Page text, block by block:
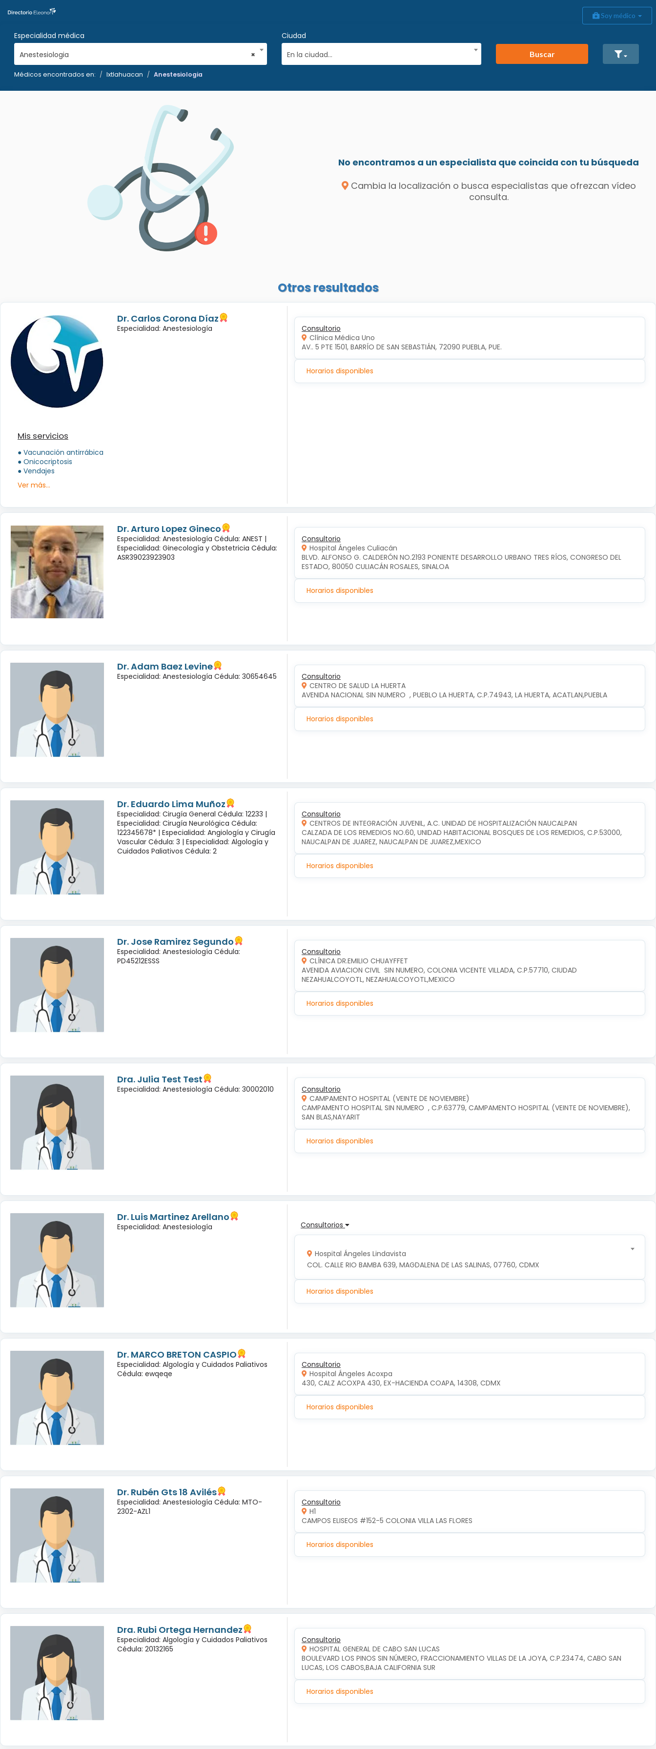
Soy médico
Especialidad médica
×
Anestesiologia
Ciudad
En la ciudad...
Buscar
Médicos encontrados en: Ixtlahuacan Anestesiologia
No encontramos a un especialista que coincida con tu búsqueda
Cambia la localización o busca especialistas que ofrezcan vídeo
consulta.
Otros resultados
Dr. Carlos Corona Díaz
Especialidad: Anestesiología
Mis servicios
● Vacunación antirrábica
● Onicocriptosis
● Vendajes
Ver más...
Consultorio
Clínica Médica Uno
AV.. 5 PTE 1501, BARRÍO DE SAN SEBASTIÁN, 72090 PUEBLA, PUE.
Horarios disponibles
Dr. Arturo Lopez Gineco
Especialidad: Anestesiología Cédula: ANEST |
Especialidad: Ginecología y Obstetricia Cédula:
ASR39023923903
Consultorio
Hospital Ángeles Culiacán
BLVD. ALFONSO G. CALDERÓN NO.2193 PONIENTE DESARROLLO URBANO TRES RÍOS, CONGRESO DEL
ESTADO, 80050 CULIACÁN ROSALES, SINALOA
Horarios disponibles
Dr. Adam Baez Levine
Especialidad: Anestesiología Cédula: 30654645
Consultorio
CENTRO DE SALUD LA HUERTA
AVENIDA NACIONAL SIN NUMERO  , PUEBLO LA HUERTA, C.P.74943, LA HUERTA, ACATLAN,PUEBLA
Horarios disponibles
Dr. Eduardo Lima Muñoz
Especialidad: Cirugía General Cédula: 12233 |
Especialidad: Cirugía Neurológica Cédula:
122345678* | Especialidad: Angiología y Cirugía
Vascular Cédula: 3 | Especialidad: Algología y
Cuidados Paliativos Cédula: 2
Consultorio
CENTROS DE INTEGRACIÓN JUVENIL, A.C. UNIDAD DE HOSPITALIZACIÓN NAUCALPAN
CALZADA DE LOS REMEDIOS NO.60, UNIDAD HABITACIONAL BOSQUES DE LOS REMEDIOS, C.P.53000,
NAUCALPAN DE JUAREZ, NAUCALPAN DE JUAREZ,MEXICO
Horarios disponibles
Dr. Jose Ramirez Segundo
Especialidad: Anestesiología Cédula:
PD45212ESSS
Consultorio
CLÍNICA DR.EMILIO CHUAYFFET
AVENIDA AVIACION CIVIL  SIN NUMERO, COLONIA VICENTE VILLADA, C.P.57710, CIUDAD
NEZAHUALCOYOTL, NEZAHUALCOYOTL,MEXICO
Horarios disponibles
Dra. Julia Test Test
Especialidad: Anestesiología Cédula: 30002010
Consultorio
CAMPAMENTO HOSPITAL (VEINTE DE NOVIEMBRE)
CAMPAMENTO HOSPITAL SIN NUMERO  , C.P.63779, CAMPAMENTO HOSPITAL (VEINTE DE NOVIEMBRE),
SAN BLAS,NAYARIT
Horarios disponibles
Dr. Luis Martinez Arellano
Especialidad: Anestesiología Consultorios
Hospital Ángeles Lindavista
COL. CALLE RIO BAMBA 639, MAGDALENA DE LAS SALINAS, 07760, CDMX
Horarios disponibles
Dr. MARCO BRETON CASPIO
Especialidad: Algología y Cuidados Paliativos
Cédula: ewqeqe
Consultorio
Hospital Ángeles Acoxpa
430, CALZ ACOXPA 430, EX-HACIENDA COAPA, 14308, CDMX
Horarios disponibles
Dr. Rubén Gts 18 Avilés
Especialidad: Anestesiología Cédula: MTO-
2302-AZL1
Consultorio
H1
CAMPOS ELISEOS #152-5 COLONIA VILLA LAS FLORES
Horarios disponibles
Dra. Rubi Ortega Hernandez
Especialidad: Algología y Cuidados Paliativos
Cédula: 20132165
Consultorio
HOSPITAL GENERAL DE CABO SAN LUCAS
BOULEVARD LOS PINOS SIN NÚMERO, FRACCIONAMIENTO VILLAS DE LA JOYA, C.P.23474, CABO SAN
LUCAS, LOS CABOS,BAJA CALIFORNIA SUR
Horarios disponibles